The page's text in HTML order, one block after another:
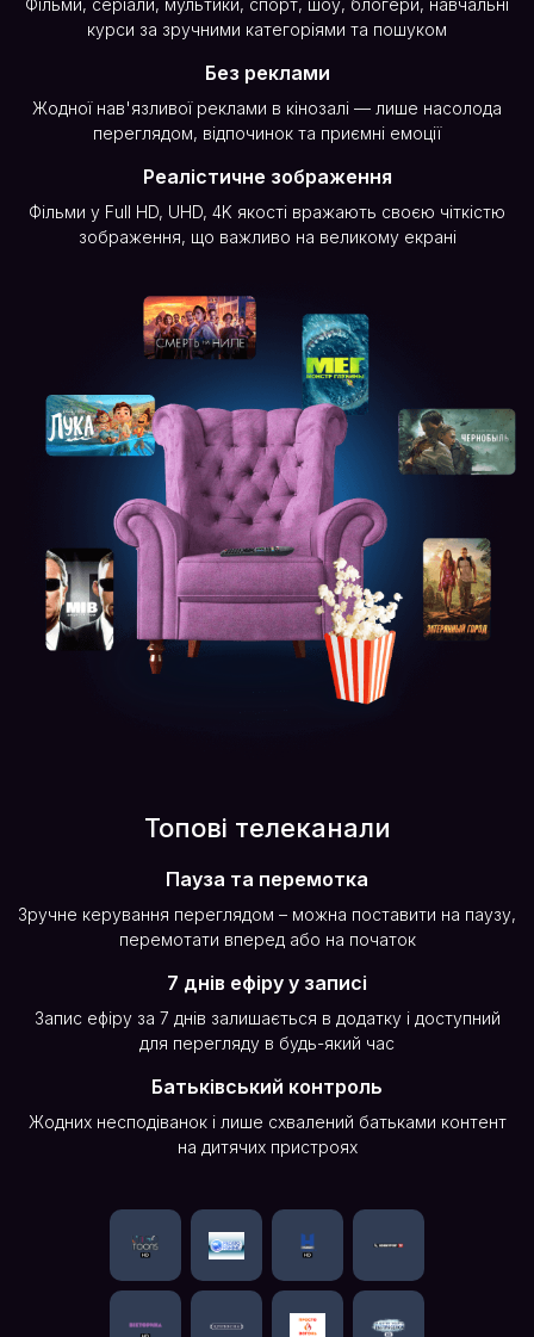
Фільми, серіали, мультики, спорт, шоу, блогери, навчальні
курси за зручними категоріями та пошуком
Без реклами
Жодної нав'язливої реклами в кінозалі — лише насолода
переглядом, відпочинок та приємні емоції
Реалістичне зображення
Фільми у Full HD, UHD, 4K якості вражають своєю чіткістю
зображення, що важливо на великому екрані
Топові телеканали
Пауза та перемотка
Зручне керування переглядом – можна поставити на паузу,
перемотати вперед або на початок
7 днів ефіру у записі
Запис ефіру за 7 днів залишається в додатку і доступний
для перегляду в будь-який час
Батьківський контроль
Жодних несподіванок і лише схвалений батьками контент
на дитячих пристроях